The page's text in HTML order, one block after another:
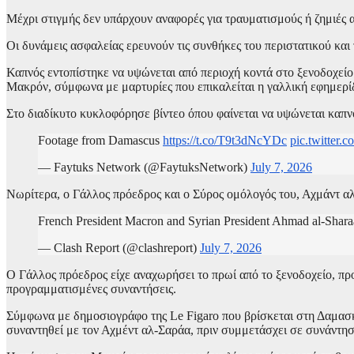
Μέχρι στιγμής δεν υπάρχουν αναφορές για τραυματισμούς ή ζημιές
Οι δυνάμεις ασφαλείας ερευνούν τις συνθήκες του
Καπνός εντοπίστηκε να υψώνεται από περιοχή κοντά στο
Μακρόν, σύμφωνα με μαρτυρίες που επικαλείται η γαλλική
Στο διαδίκυτο κυκλοφόρησε βίντεο όπου φαίνεται να υψώνεται
Footage from Damascus https://t.co/T9t3dNcYDc
— Faytuks Network (@FaytuksNetwork) July 7, 2026
Nωρίτερα, ο Γάλλος πρόεδρος και ο Σύρος ομόλογός του, Αχμάντ
French President Macron and Syrian President Ahmad al-
— Clash Report (@clashreport) July 7, 2026
Ο Γάλλος πρόεδρος είχε αναχωρήσει το πρωί από το ξενοδοχείο,
προγραμματισμένες συναντήσεις.
Σύμφωνα με δημοσιογράφο της Le Figaro που βρίσκεται στη
συναντηθεί με τον Αχμέντ αλ-Σαράα, πριν συμμετάσχει σε